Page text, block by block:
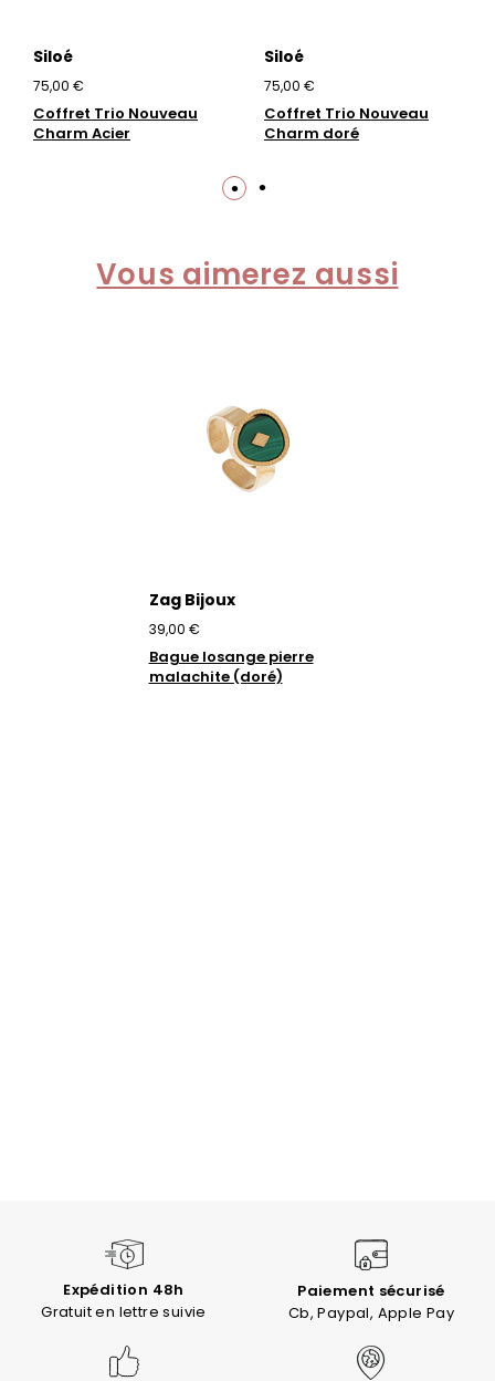
Siloé
75,00 €
Coffret Trio Nouveau
Charm Acier
Siloé
75,00 €
Coffret Trio Nouveau
Charm doré
Vous aimerez aussi
Zag Bijoux
39,00 €
Bague losange pierre
malachite (doré)
Expédition 48h
Gratuit en lettre suivie
Paiement sécurisé
Cb, Paypal, Apple Pay